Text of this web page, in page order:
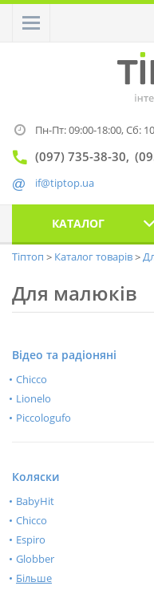
Пн-Пт: 09:00-18:00,Сб:
(097) 735-38-30
if@tiptop.ua
КАТАЛОГ
Тіптоп Каталог товарів
Для малюків
Відео та радіоняні
Chicco
Lionelo
Piccologufo
Коляски
BabyHit
Chicco
Espiro
Globber
Більше